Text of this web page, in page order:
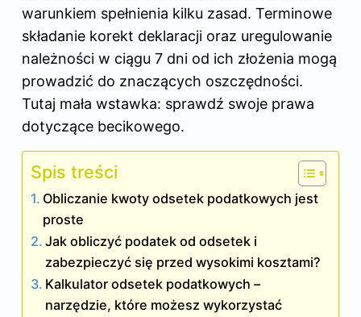
warunkiem spełnienia kilku zasad. Terminowe
składanie korekt deklaracji oraz uregulowanie
należności w ciągu 7 dni od ich złożenia mogą
prowadzić do znaczących oszczędności.
Tutaj mała wstawka: sprawdź swoje prawa
dotyczące becikowego.
Spis treści
Obliczanie kwoty odsetek podatkowych jest
proste
Jak obliczyć podatek od odsetek i
zabezpieczyć się przed wysokimi kosztami?
Kalkulator odsetek podatkowych –
narzędzie, które możesz wykorzystać